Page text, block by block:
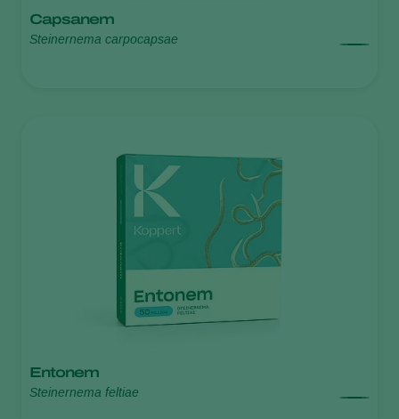
Capsanem
Steinernema carpocapsae
Entonem
Steinernema feltiae